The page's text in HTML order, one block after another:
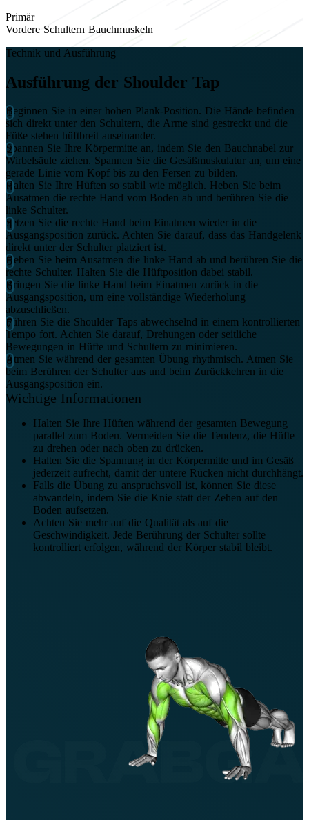
Primär
Vordere Schultern Bauchmuskeln
Technik und Ausführung
Ausführung der Shoulder Tap
Beginnen Sie in einer hohen Plank-Position. Die Hände befinden
sich direkt unter den Schultern, die Arme sind gestreckt und die
Füße stehen hüftbreit auseinander.
Spannen Sie Ihre Körpermitte an, indem Sie den Bauchnabel zur
Wirbelsäule ziehen. Spannen Sie die Gesäßmuskulatur an, um eine
gerade Linie vom Kopf bis zu den Fersen zu bilden.
Halten Sie Ihre Hüften so stabil wie möglich. Heben Sie beim
Ausatmen die rechte Hand vom Boden ab und berühren Sie die
linke Schulter.
Setzen Sie die rechte Hand beim Einatmen wieder in die
Ausgangsposition zurück. Achten Sie darauf, dass das Handgelenk
direkt unter der Schulter platziert ist.
Heben Sie beim Ausatmen die linke Hand ab und berühren Sie die
rechte Schulter. Halten Sie die Hüftposition dabei stabil.
Bringen Sie die linke Hand beim Einatmen zurück in die
Ausgangsposition, um eine vollständige Wiederholung
abzuschließen.
Führen Sie die Shoulder Taps abwechselnd in einem kontrollierten
Tempo fort. Achten Sie darauf, Drehungen oder seitliche
Bewegungen in Hüfte und Schultern zu minimieren.
Atmen Sie während der gesamten Übung rhythmisch. Atmen Sie
beim Berühren der Schulter aus und beim Zurückkehren in die
Ausgangsposition ein.
Wichtige Informationen
Halten Sie Ihre Hüften während der gesamten Bewegung
parallel zum Boden. Vermeiden Sie die Tendenz, die Hüfte
zu drehen oder nach oben zu drücken.
Halten Sie die Spannung in der Körpermitte und im Gesäß
jederzeit aufrecht, damit der untere Rücken nicht durchhängt.
Falls die Übung zu anspruchsvoll ist, können Sie diese
abwandeln, indem Sie die Knie statt der Zehen auf den
Boden aufsetzen.
Achten Sie mehr auf die Qualität als auf die
Geschwindigkeit. Jede Berührung der Schulter sollte
kontrolliert erfolgen, während der Körper stabil bleibt.